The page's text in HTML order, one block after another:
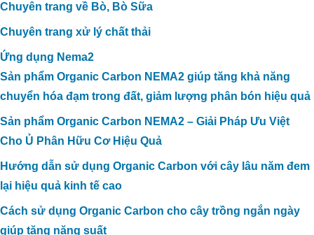
Chuyên trang về Bò, Bò Sữa
Chuyên trang xử lý chất thải
Ứng dụng Nema2
Sản phẩm Organic Carbon NEMA2 giúp tăng khả năng
chuyển hóa đạm trong đất, giảm lượng phân bón hiệu quả
Sản phẩm Organic Carbon NEMA2 – Giải Pháp Ưu Việt
Cho Ủ Phân Hữu Cơ Hiệu Quả
Hướng dẫn sử dụng Organic Carbon với cây lâu năm đem
lại hiệu quả kinh tế cao
Cách sử dụng Organic Carbon cho cây trồng ngắn ngày
giúp tăng năng suất